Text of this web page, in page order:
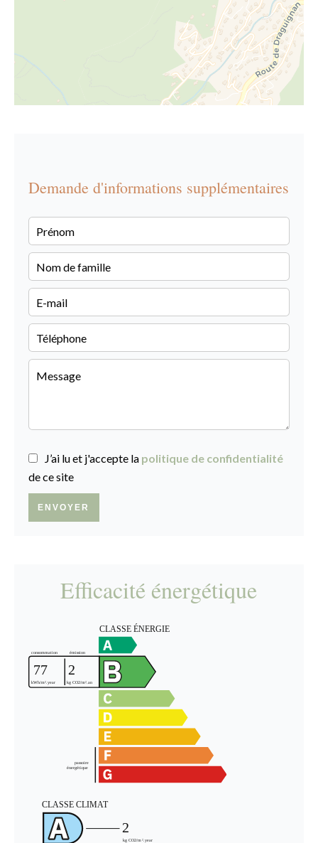
Demande d'informations supplémentaires
J’ai lu et j'accepte la politique de confidentialité
de ce site
ENVOYER
Efficacité énergétique